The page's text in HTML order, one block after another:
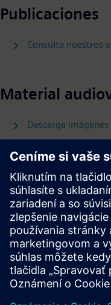
Publicaciones
Consulta nuestros
Material
Descarga
Follow
Prensa | Empresa |
© Siemens 1996 – 2026
Información Corporativa